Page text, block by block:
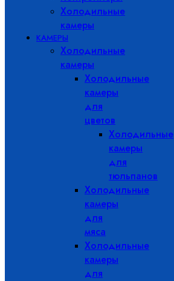
Холодильные
камеры
КАМЕРЫ
Холодильные
камеры
Холодильные
камеры
для
цветов
Холодильные
камеры
для
тюльпанов
Холодильные
камеры
для
мяса
Холодильные
камеры
для